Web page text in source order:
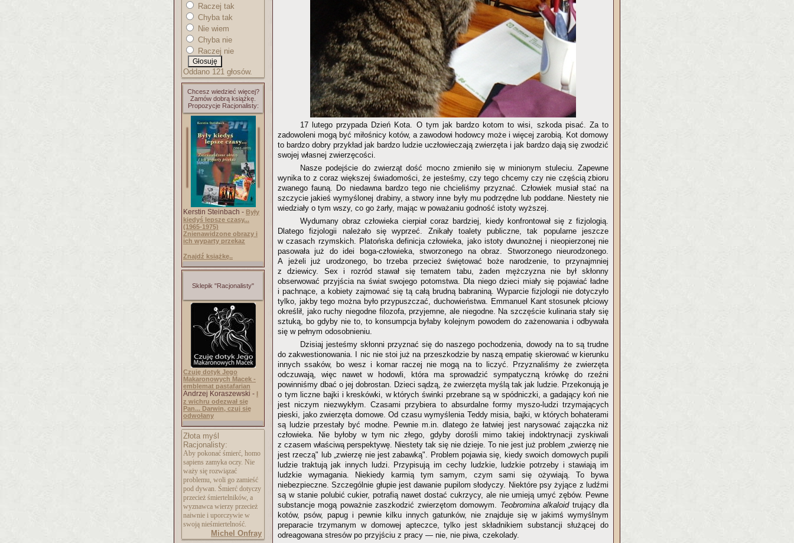
Raczej tak
Chyba tak
Nie wiem
Chyba nie
Raczej nie
Oddano 121 głosów.
Chcesz wiedzieć więcej?
Zamów dobrą książkę.
Propozycje Racjonalisty:
Kerstin Steinbach - Były
kiedyś lepsze czasy...
(1965-1975)
Znienawidzone obrazy i
ich wyparty przekaz
Znajdź książkę..
Sklepik "Racjonalisty"
Czuję dotyk Jego
Makaronowych Macek -
emblemat pastafarian
Andrzej Koraszewski - I
z wichru odezwał się
Pan... Darwin, czuj się
odwołany
Złota myśl
Racjonalisty:
Aby pokonać śmierć, homo
sapiens zamyka oczy. Nie
waży się rozwiązać
problemu, woli go zamieść
pod dywan. Śmierć dotyczy
przecież śmiertelników, a
wyznawca wierzy przecież
naiwnie i uporczywie w
swoją nieśmiertelność.
Michel Onfray
17 lutego przypada Dzień Kota. O tym jak bardzo kotom to wisi, szkoda pisać. Za to
zadowoleni mogą być miłośnicy kotów, a zawodowi hodowcy może i więcej zarobią. Kot domowy
to bardzo dobry przykład jak bardzo ludzie uczłowieczają zwierzęta i jak bardzo dają się zwodzić
swojej własnej zwierzęcości.
Nasze podejście do zwierząt dość mocno zmieniło się w minionym stuleciu. Zapewne
wynika to z coraz większej świadomości, że jesteśmy, czy tego chcemy czy nie częścią zbioru
zwanego fauną. Do niedawna bardzo tego nie chcieliśmy przyznać. Człowiek musiał stać na
szczycie jakieś wymyślonej drabiny, a stwory inne były mu podrzędne lub poddane. Niestety nie
wiedziały o tym wszy, co go żarły, mając w poważaniu godność istoty wyższej.
Wydumany obraz człowieka cierpiał coraz bardziej, kiedy konfrontował się z fizjologią.
Dlatego fizjologii należało się wyprzeć. Znikały toalety publiczne, tak popularne jeszcze
w czasach rzymskich. Platońska definicja człowieka, jako istoty dwunożnej i nieopierzonej nie
pasowała już do idei boga-człowieka, stworzonego na obraz. Stworzonego nieurodzonego.
A jeżeli już urodzonego, bo trzeba przecież świętować boże narodzenie, to przynajmniej
z dziewicy. Sex i rozród stawał się tematem tabu, żaden mężczyzna nie był skłonny
obserwować przyjścia na świat swojego potomstwa. Dla niego dzieci miały się pojawiać ładne
i pachnące, a kobiety zajmować się tą całą brudną babraniną. Wyparcie fizjologii nie dotyczyło
tylko, jakby tego można było przypuszczać, duchowieństwa. Emmanuel Kant stosunek płciowy
określił, jako ruchy niegodne filozofa, przyjemne, ale niegodne. Na szczęście kulinaria stały się
sztuką, bo gdyby nie to, to konsumpcja byłaby kolejnym powodem do zażenowania i odbywała
się w pełnym odosobnieniu.
Dzisiaj jesteśmy skłonni przyznać się do naszego pochodzenia, dowody na to są trudne
do zakwestionowania. I nic nie stoi już na przeszkodzie by naszą empatię skierować w kierunku
innych ssaków, bo wesz i komar raczej nie mogą na to liczyć. Przyznaliśmy że zwierzęta
odczuwają, więc nawet w hodowli, która ma sprowadzić sympatyczną krówkę do rzeźni
powinniśmy dbać o jej dobrostan. Dzieci sądzą, że zwierzęta myślą tak jak ludzie. Przekonują je
o tym liczne bajki i kreskówki, w których świnki przebrane są w spódniczki, a gadający koń nie
jest niczym niezwykłym. Czasami przybiera to absurdalne formy myszo-ludzi trzymających
pieski, jako zwierzęta domowe. Od czasu wymyślenia Teddy misia, bajki, w których bohaterami
są ludzie przestały być modne. Pewnie m.in. dlatego że łatwiej jest narysować zajączka niż
człowieka. Nie byłoby w tym nic złego, gdyby dorośli mimo takiej indoktrynacji zyskiwali
z czasem właściwą perspektywę. Niestety tak się nie dzieje. To nie jest już problem „zwierzę nie
jest rzeczą" lub „zwierzę nie jest zabawką". Problem pojawia się, kiedy swoich domowych pupili
ludzie traktują jak innych ludzi. Przypisują im cechy ludzkie, ludzkie potrzeby i stawiają im
ludzkie wymagania. Niekiedy karmią tym samym, czym sami się ożywiają. To bywa
niebezpieczne. Szczególnie głupie jest dawanie pupilom słodyczy. Niektóre psy żyjące z ludźmi
są w stanie polubić cukier, potrafią nawet dostać cukrzycy, ale nie umieją umyć zębów. Pewne
substancje mogą poważnie zaszkodzić zwierzętom domowym. Teobromina alkaloidtrujący dla
kotów, psów, papug i pewnie kilku innych gatunków, nie znajduje się w jakimś wymyślnym
preparacie trzymanym w domowej apteczce, tylko jest składnikiem substancji służącej do
odreagowana stresów po przyjściu z pracy — nie, nie piwa, czekolady.